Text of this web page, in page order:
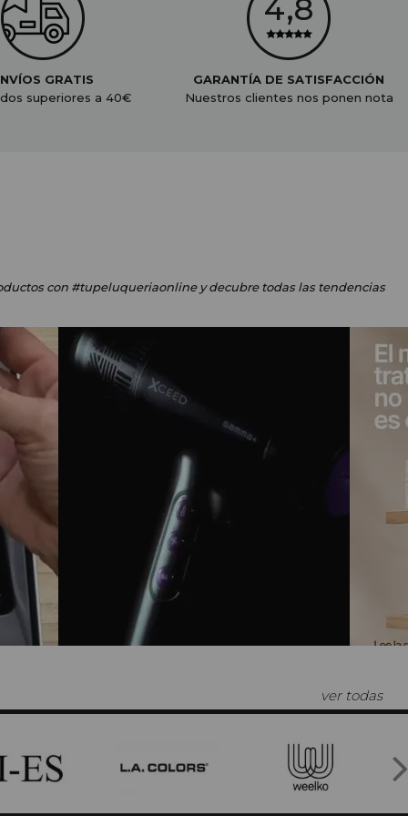
GRATIS
superiores a 40€
GARANTÍA DE SATISFACCIÓN
Nuestros clientes nos ponen nota
con #tupeluqueriaonliney decubre todas las tendencias
ver todas